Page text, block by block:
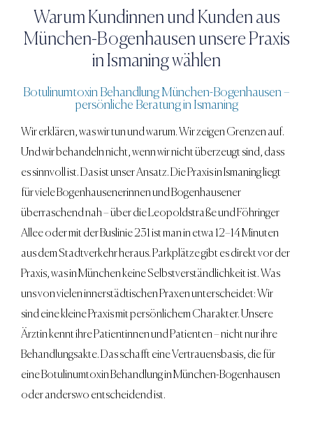
Warum Kundinnen und Kunden aus
München-Bogenhausen unsere Praxis
in Ismaning wählen
Botulinumtoxin Behandlung München-Bogenhausen–
persönliche Beratung in Ismaning
Wir erklären, was wir tun und warum. Wir zeigen Grenzen auf.
Und wir behandeln nicht, wenn wir nicht überzeugt sind, dass
es sinnvoll ist. Das ist unser Ansatz. Die Praxis in Ismaning liegt
für viele Bogenhausenerinnen und Bogenhausener
überraschend nah – über die Leopoldstraße und Föhringer
Allee oder mit der Buslinie 231 ist man in etwa 12–14 Minuten
aus dem Stadtverkehr heraus. Parkplätze gibt es direkt vor der
Praxis, was in München keine Selbstverständlichkeit ist. Was
uns von vielen innerstädtischen Praxen unterscheidet: Wir
sind eine kleine Praxis mit persönlichem Charakter. Unsere
Ärztin kennt ihre Patientinnen und Patienten – nicht nur ihre
Behandlungsakte. Das schafft eine Vertrauensbasis, die für
eine Botulinumtoxin Behandlung in München-Bogenhausen
oder anderswo entscheidend ist.